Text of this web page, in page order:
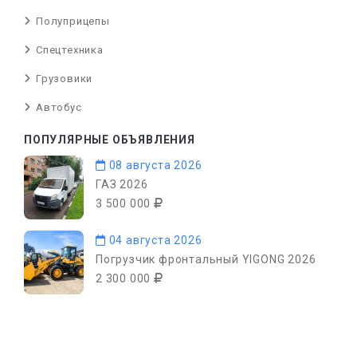
Полуприцепы
Спецтехника
Грузовики
Автобус
ПОПУЛЯРНЫЕ ОБЪЯВЛЕНИЯ
08 августа 2026
ГАЗ 2026
3 500 000
04 августа 2026
Погрузчик фронтальный YIGONG 2026
2 300 000